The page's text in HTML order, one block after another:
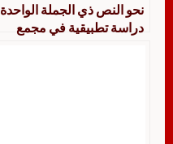
نحو النص ذي الجملة الواحدة
دراسة تطبيقية في مجمع